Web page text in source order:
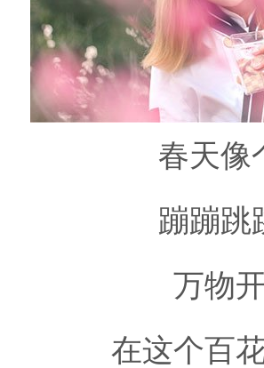
春天像
蹦蹦跳
万物
在这个百